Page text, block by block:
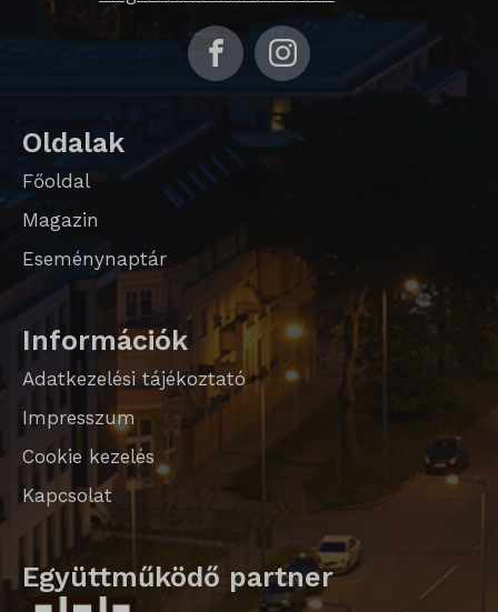
Oldalak
Főoldal
Magazin
Eseménynaptár
Információk
Adatkezelési tájékoztató
Impresszum
Cookie kezelés
Kapcsolat
Együttműködő partner